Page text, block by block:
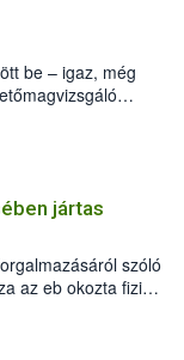
be – igaz, még
Győző által
jártas
szóló
az eb okozta fizikai
felmerülő
tartását és annak